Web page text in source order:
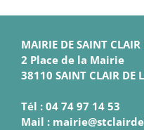
MAIRIE DE SAINT CLAIR
2 Place de la Mairie
38110 SAINT CLAIR DE
Tél : 04 74 97 14 53
Mail :